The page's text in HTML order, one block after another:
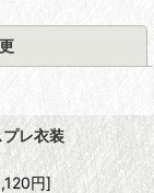
レ衣装
円]